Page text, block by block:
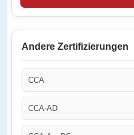
Andere Zertifizierungen
CCA
CCA-AD